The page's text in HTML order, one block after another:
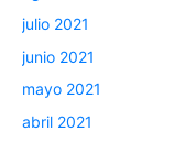
julio 2021
junio 2021
mayo 2021
abril 2021